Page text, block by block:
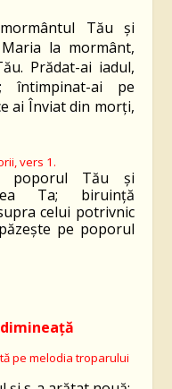
Tău şi
la mormânt,
Prădat-ai iadul,
întimpinat-ai pe
ai Înviat din morţi,
vers 1.
poporul Tău și
Ta; biruință
celui potrivnic
pe poporul
pe melodia troparului